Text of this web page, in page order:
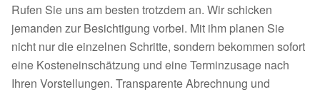
Rufen Sie uns am besten trotzdem an. Wir schicken
jemanden zur Besichtigung vorbei. Mit ihm planen Sie
nicht nur die einzelnen Schritte, sondern bekommen sofort
eine Kosteneinschätzung und eine Terminzusage nach
Ihren Vorstellungen. Transparente Abrechnung und